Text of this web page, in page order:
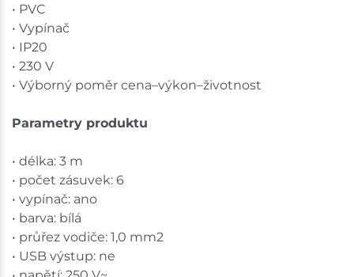
• PVC
• Vypínač
• IP20
• 230 V
• Výborný poměr cena–výkon–životnost
Parametry produktu
• délka: 3 m
• počet zásuvek: 6
• vypínač: ano
• barva: bílá
• průřez vodiče: 1,0 mm2
• USB výstup: ne